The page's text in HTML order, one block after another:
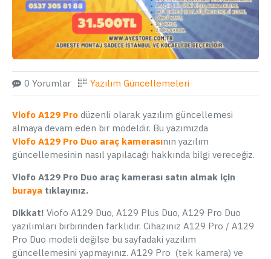
0 Yorumlar Yazılım Güncellemeleri
Viofo A129 Pro düzenli olarak yazılım güncellemesi
almaya devam eden bir modeldir. Bu yazımızda
Viofo A129 Pro Duo araç kamerasının yazılım
güncellemesinin nasıl yapılacağı hakkında bilgi vereceğiz.
Viofo A129 Pro Duo araç kamerası satın almak için
buraya tıklayınız.
Dikkat! Viofo A129 Duo, A129 Plus Duo, A129 Pro Duo
yazılımları birbirinden farklıdır. Cihazınız A129 Pro / A129
Pro Duo modeli değilse bu sayfadaki yazılım
güncellemesini yapmayınız. A129 Pro (tek kamera) ve